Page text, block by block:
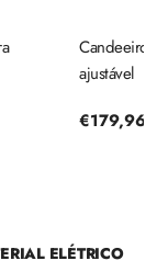
Candeeiro
ajustável
Preço
€179,96
ELÉTRICO